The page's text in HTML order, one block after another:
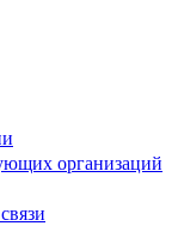
организаций